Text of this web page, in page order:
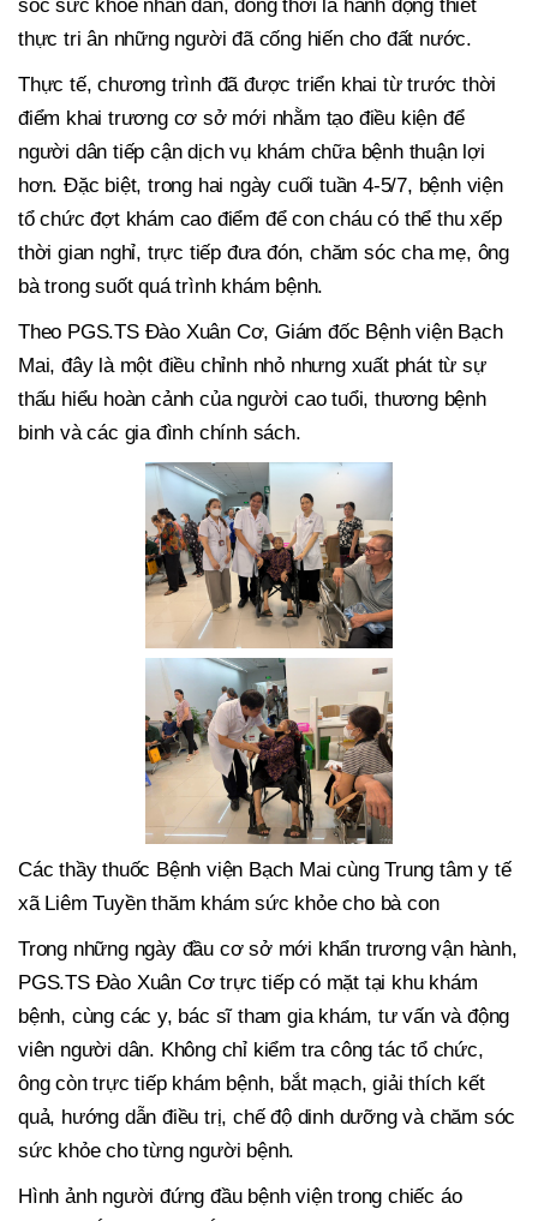
sóc sức khỏe nhân dân, đồng thời là hành động thiết
thực tri ân những người đã cống hiến cho đất nước.
Thực tế, chương trình đã được triển khai từ trước thời
điểm khai trương cơ sở mới nhằm tạo điều kiện để
người dân tiếp cận dịch vụ khám chữa bệnh thuận lợi
hơn. Đặc biệt, trong hai ngày cuối tuần 4-5/7, bệnh viện
tổ chức đợt khám cao điểm để con cháu có thể thu xếp
thời gian nghỉ, trực tiếp đưa đón, chăm sóc cha mẹ, ông
bà trong suốt quá trình khám bệnh.
Theo PGS.TS Đào Xuân Cơ, Giám đốc Bệnh viện Bạch
Mai, đây là một điều chỉnh nhỏ nhưng xuất phát từ sự
thấu hiểu hoàn cảnh của người cao tuổi, thương bệnh
binh và các gia đình chính sách.
Các thầy thuốc Bệnh viện Bạch Mai cùng Trung tâm y tế
xã Liêm Tuyền thăm khám sức khỏe cho bà con
Trong những ngày đầu cơ sở mới khẩn trương vận hành,
PGS.TS Đào Xuân Cơ trực tiếp có mặt tại khu khám
bệnh, cùng các y, bác sĩ tham gia khám, tư vấn và động
viên người dân. Không chỉ kiểm tra công tác tổ chức,
ông còn trực tiếp khám bệnh, bắt mạch, giải thích kết
quả, hướng dẫn điều trị, chế độ dinh dưỡng và chăm sóc
sức khỏe cho từng người bệnh.
Hình ảnh người đứng đầu bệnh viện trong chiếc áo